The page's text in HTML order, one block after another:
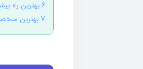
6 بهترین راه پیشگیری از بیماری پاژه استخوان
7 بهترین متخصص برای درمان پاژه استخوان